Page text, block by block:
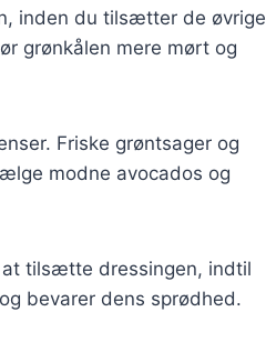
inden du tilsætter de øvrige
grønkålen mere mørt og
Friske grøntsager og
modne avocados og
tilsætte dressingen, indtil
bevarer dens sprødhed.